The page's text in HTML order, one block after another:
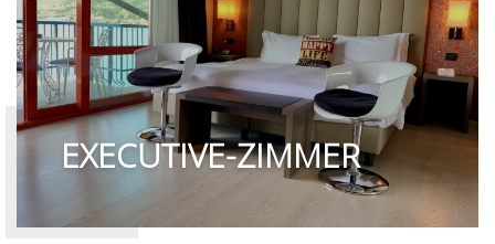
EXECUTIVE-ZIMMER